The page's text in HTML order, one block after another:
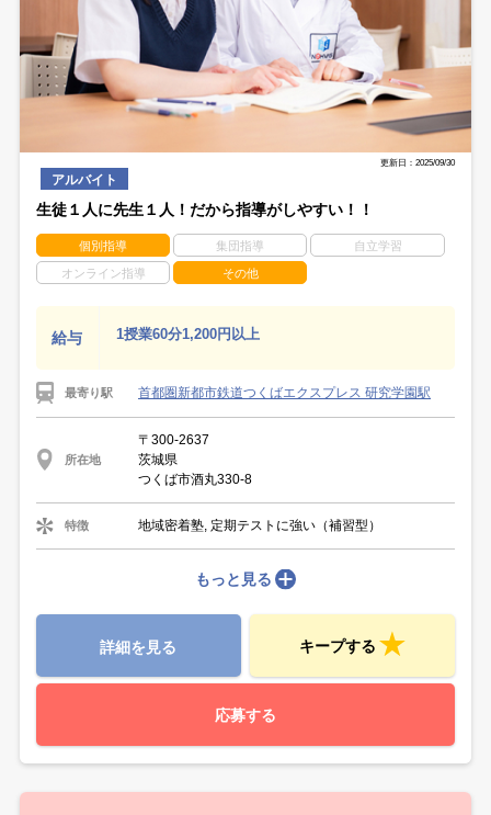
更新日：2025/09/30
アルバイト
生徒１人に先生１人！だから指導がしやすい！！
個別指導 集団指導 自立学習
オンライン指導 その他
給与 1授業60分1,200円以上
最寄り駅 首都圏新都市鉄道つくばエクスプレス 研究学園駅
所在地
〒300-2637
茨城県
つくば市酒丸330-8
特徴 地域密着塾, 定期テストに強い（補習型）
もっと見る
詳細を見る キープする
応募する